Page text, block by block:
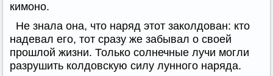
кимоно.
Не знала она, что наряд этот заколдован: кто
надевал его, тот сразу же забывал о своей
прошлой жизни. Только солнечные лучи могли
разрушить колдовскую силу лунного наряда.